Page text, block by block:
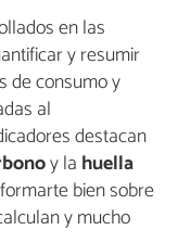
en las
y resumir
de consumo y
al
destacan
y la huella
bien sobre
y mucho